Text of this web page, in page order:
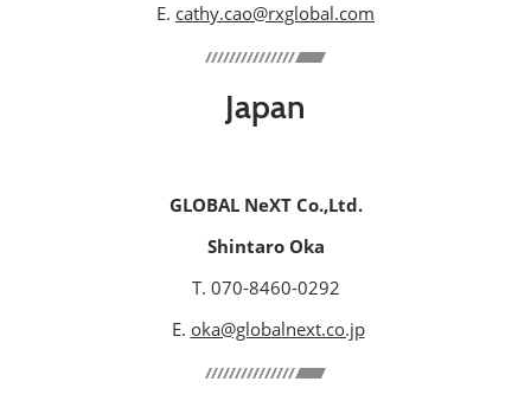
E. cathy.cao@rxglobal.com
Japan
GLOBAL NeXT Co.,Ltd.
Shintaro Oka
T. 070-8460-0292
E. oka@globalnext.co.jp